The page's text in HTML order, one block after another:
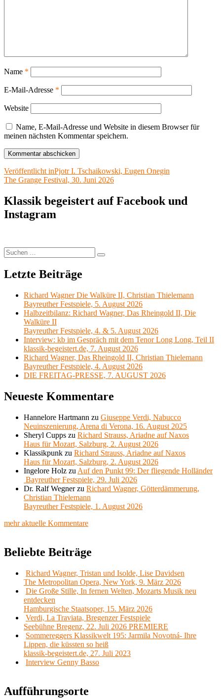
Name *
E-Mail-Adresse *
Website
Name, E-Mail-Adresse und Website in diesem Browser für
meinen nächsten Kommentar speichern.
Beitragsnavigation
Veröffentlicht inPjotr I. Tschaikowski, Eugen Onegin
The Grange Festival, 30. Juni 2026
Klassik begeistert auf Facebook und
Instagram
Suchen
nach:
Suchen
Letzte Beiträge
Richard Wagner Die Walküre II, Christian Thielemann
Bayreuther Festspiele, 5. August 2026
Halbzeitbilanz: Richard Wagner, Das Rheingold II, Die
Walküre II
Bayreuther Festspiele, 4. & 5. August 2026
Interview: kb im Gespräch mit dem Tenor Long Long, Teil II
klassik-begeistert.de, 7. August 2026
Richard Wagner, Das Rheingold II, Christian Thielemann
Bayreuther Festspiele, 4. August 2026
DIE FREITAG-PRESSE, 7. AUGUST 2026
Neueste Kommentare
Hannelore Hartmann zu Giuseppe Verdi, Nabucco
Neuinszenierung, Arena di Verona, 16. August 2025
Sheryl Cupps zu Richard Strauss, Ariadne auf Naxos
Haus für Mozart, Salzburg, 2. August 2026
Klassikpunk zu Richard Strauss, Ariadne auf Naxos
Haus für Mozart, Salzburg, 2. August 2026
Ingelore Holz zu Auf den Punkt 99: Der fliegende Holländer
Bayreuther Festspiele, 29. Juli 2026
Dr. Ralf Wegnerzu Richard Wagner, Götterdämmerung,
Christian Thielemann
Bayreuther Festspiele, 1. August 2026
mehr aktuelle Kommentare
Beliebte Beiträge
Richard Wagner, Tristan und Isolde, Lise Davidsen
The Metropolitan Opera, New York, 9. März 2026
Die Große Stille, In fernen Welten, Mozarts Musik neu
entdecken
Hamburgische Staatsoper, 15. März 2026
Verdi, La Traviata, Bregenzer Festspiele
Seebühne Bregenz, 22. Juli 2026 PREMIERE
Sommereggers Klassikwelt 195: Jarmila Novotná- Ihre
Lippen, die küssten so heiß
klassik-begeistert.de, 27. Juli 2023
Interview Genny Basso
Aufführungsorte